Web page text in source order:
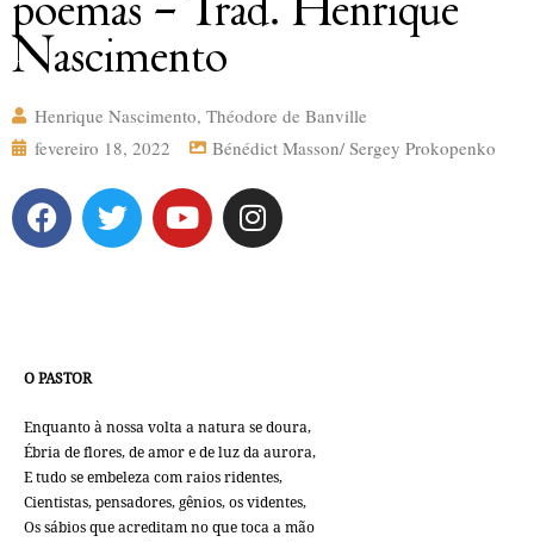
Nascimento
Henrique Nascimento, Théodore de Banville
fevereiro 18, 2022
Bénédict Masson/ Sergey Prokopenko
O PASTOR
Enquanto à nossa volta a natura se doura,
Ébria de flores, de amor e de luz da aurora,
E tudo se embeleza com raios ridentes,
Cientistas, pensadores, gênios, os videntes,
Os sábios que acreditam no que toca a mão